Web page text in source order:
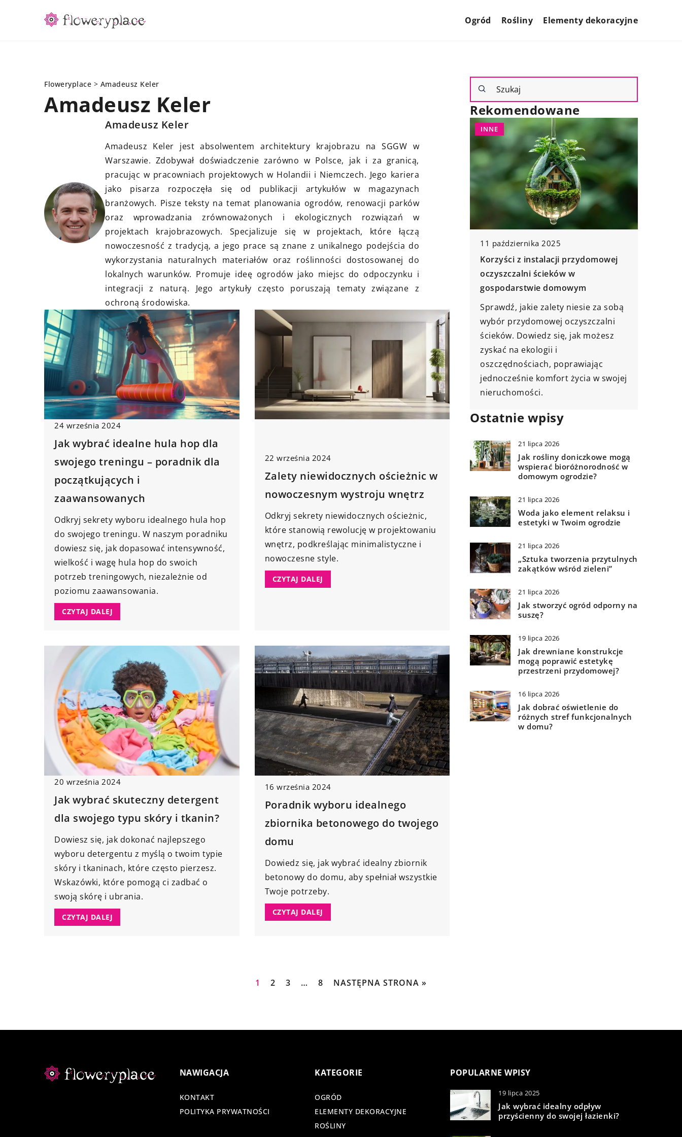
Ogród Rośliny Elementy dekoracyjne
Floweryplace > Amadeusz Keler
Amadeusz Keler
Amadeusz Keler
Amadeusz Keler jest absolwentem architektury krajobrazu na SGGW w
Warszawie. Zdobywał doświadczenie zarówno w Polsce, jak i za granicą,
pracując w pracowniach projektowych w Holandii i Niemczech. Jego kariera
jako pisarza rozpoczęła się od publikacji artykułów w magazynach
branżowych. Pisze teksty na temat planowania ogrodów, renowacji parków
oraz wprowadzania zrównoważonych i ekologicznych rozwiązań w
projektach krajobrazowych. Specjalizuje się w projektach, które łączą
nowoczesność z tradycją, a jego prace są znane z unikalnego podejścia do
wykorzystania naturalnych materiałów oraz roślinności dostosowanej do
lokalnych warunków. Promuje ideę ogrodów jako miejsc do odpoczynku i
integracji z naturą. Jego artykuły często poruszają tematy związane z
ochroną środowiska.
24 września 2024
Jak wybrać idealne hula hop dla
swojego treningu – poradnik dla
początkujących i
zaawansowanych
Odkryj sekrety wyboru idealnego hula hop
do swojego treningu. W naszym poradniku
dowiesz się, jak dopasować intensywność,
wielkość i wagę hula hop do swoich
potrzeb treningowych, niezależnie od
poziomu zaawansowania.
CZYTAJ DALEJ
22 września 2024
Zalety niewidocznych ościeżnic w
nowoczesnym wystroju wnętrz
Odkryj sekrety niewidocznych ościeżnic,
które stanowią rewolucję w projektowaniu
wnętrz, podkreślając minimalistyczne i
nowoczesne style.
CZYTAJ DALEJ
20 września 2024
Jak wybrać skuteczny detergent
dla swojego typu skóry i tkanin?
Dowiesz się, jak dokonać najlepszego
wyboru detergentu z myślą o twoim typie
skóry i tkaninach, które często pierzesz.
Wskazówki, które pomogą ci zadbać o
swoją skórę i ubrania.
CZYTAJ DALEJ
16 września 2024
Poradnik wyboru idealnego
zbiornika betonowego do twojego
domu
Dowiedz się, jak wybrać idealny zbiornik
betonowy do domu, aby spełniał wszystkie
Twoje potrzeby.
CZYTAJ DALEJ
Rekomendowane
INNE
15 października 2023
Jak prawidłowo dbać o czystość
dachu? Praktyczne porady
Odkryj sprawdzone metody na
utrzymanie dachu w idealnej
czystości. Dowiedz się, jak
efektywnie zabezpieczyć dach przed
zniszczeniem, jakie produkty
używać i jak często przeprowadzać
prace konserwacyjne.
16 kwietnia 2025
Innowacyjne zastosowania
zaworów pneumatycznych w
automatyce przemysłowej
Zanurz się w świat zaawansowanej
automatyki, gdzie zawory
pneumatyczne przyczyniają się do
zwiększenia efektywności procesów
przemysłowych, optymalizując
działanie maszyn i urządzeń.
INNE
11 października 2025
Korzyści z instalacji przydomowej
oczyszczalni ścieków w
gospodarstwie domowym
Sprawdź, jakie zalety niesie za sobą
wybór przydomowej oczyszczalni
ścieków. Dowiedz się, jak możesz
zyskać na ekologii i
oszczędnościach, poprawiając
jednocześnie komfort życia w swojej
nieruchomości.
Ostatnie wpisy
21 lipca 2026
Jak rośliny doniczkowe mogą
wspierać bioróżnorodność w
domowym ogrodzie?
21 lipca 2026
Woda jako element relaksu i
estetyki w Twoim ogrodzie
21 lipca 2026
„Sztuka tworzenia przytulnych
zakątków wśród zieleni”
21 lipca 2026
Jak stworzyć ogród odporny na
suszę?
19 lipca 2026
Jak drewniane konstrukcje
mogą poprawić estetykę
przestrzeni przydomowej?
16 lipca 2026
Jak dobrać oświetlenie do
różnych stref funkcjonalnych
w domu?
1 2 3 … 8 NASTĘPNA STRONA »
NAWIGACJA
KONTAKT
POLITYKA PRYWATNOŚCI
KATEGORIE
OGRÓD
ELEMENTY DEKORACYJNE
ROŚLINY
POPULARNE WPISY
19 lipca 2025
Jak wybrać idealny odpływ
przyścienny do swojej łazienki?